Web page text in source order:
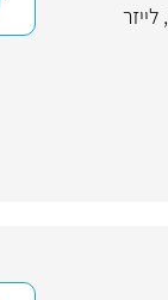
, לייזר